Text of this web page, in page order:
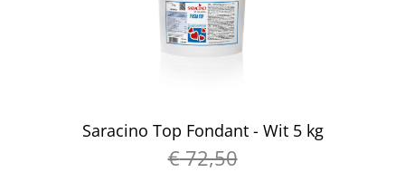
Saracino Top Fondant - Wit 5 kg
€72,50